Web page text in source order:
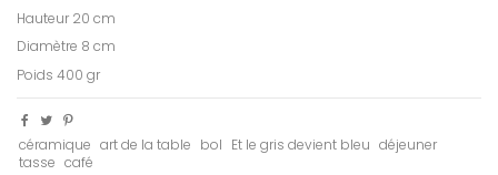
Hauteur 20 cm
Diamètre 8 cm
Poids 400 gr
céramique art de la table bol Et le gris devient bleu déjeuner
tasse café